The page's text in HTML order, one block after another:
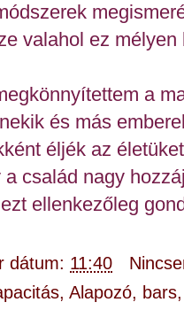
valahol ez
a
és más
éljék az
család nagy
ellenkezőleg
dátum: 11:40
,Alapozó, bars